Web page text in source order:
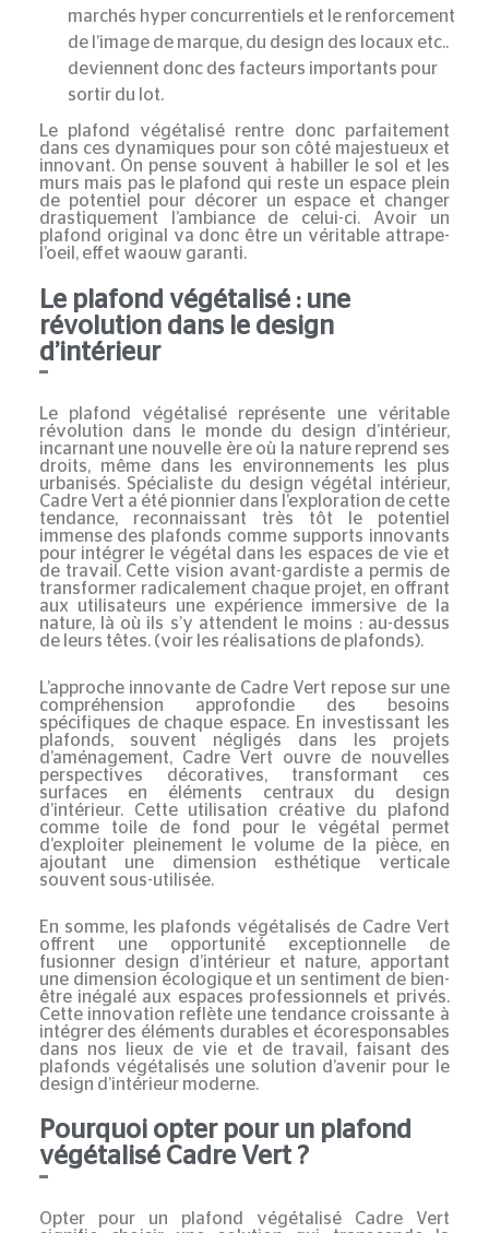
marchés hyper concurrentiels et le renforcement
de l’image de marque, du design des locaux etc..
deviennent donc des facteurs importants pour
sortir du lot.
Le plafond végétalisé rentre donc parfaitement
dans ces dynamiques pour son côté majestueux et
innovant. On pense souvent à habiller le sol et les
murs mais pas
le plafond qui reste un espace plein
de potentiel pour décorer un espace et changer
drastiquement l’ambiance de celui-ci. Avoir un
plafond original va donc être un véritable attrape-
l’oeil, effet waouw garanti.
Le plafond végétalisé : une
révolution dans le design
d’intérieur
Le plafond végétalisé représente une véritable
révolution dans le monde du design d’intérieur,
incarnant une nouvelle ère où la nature reprend ses
droits, même dans les environnements les plus
urbanisés. Spécialiste du design végétal intérieur,
Cadre Vert a été pionnier dans l’exploration de cette
tendance, reconnaissant très tôt le potentiel
immense des plafonds comme supports innovants
pour intégrer le végétal dans les espaces de vie et
de travail. Cette vision avant-gardiste a permis de
transformer radicalement chaque projet, en offrant
aux utilisateurs une expérience immersive de la
nature, là où ils s’y attendent le moins : au-dessus
de leurs têtes. (voir les réalisations de plafonds).
L’approche innovante de Cadre Vert repose sur une
compréhension approfondie des besoins
spécifiques de chaque espace. En investissant les
plafonds, souvent négligés dans les projets
d’aménagement, Cadre Vert ouvre de nouvelles
perspectives décoratives, transformant ces
surfaces en éléments centraux du design
d’intérieur. Cette utilisation créative du plafond
comme toile de fond pour le végétal permet
d’exploiter pleinement le volume de la pièce, en
ajoutant une dimension esthétique verticale
souvent sous-utilisée.
En somme, les plafonds végétalisés de Cadre Vert
offrent une opportunité exceptionnelle de
fusionner design d’intérieur et nature, apportant
une dimension écologique et un sentiment de bien-
être inégalé aux espaces professionnels et privés.
Cette innovation reflète une tendance croissante à
intégrer des éléments durables et écoresponsables
dans nos lieux de vie et de travail , faisant des
plafonds végétalisés une solution d’avenir pour le
design d’intérieur moderne.
Pourquoi opter pour un plafond
végétalisé Cadre Vert ?
Opter pour un plafond végétalisé Cadre Vert